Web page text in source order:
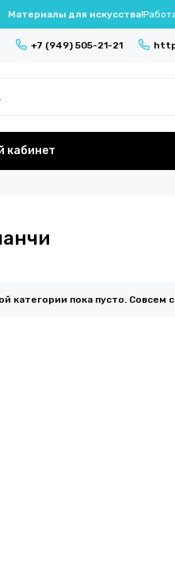
Материалы для искусства!
+7 (949) 505-21-21
кабинет
категории пока пусто.